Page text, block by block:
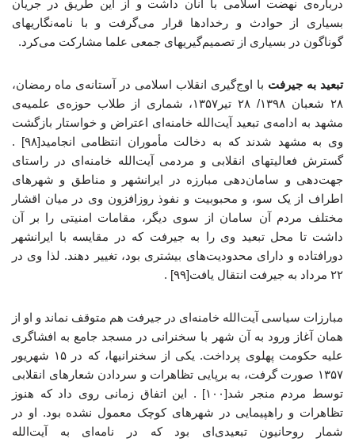
درباره‌ی نهضت اسلامی با آنان داشت و از این طریق در جریان
بسیاری از حوادث و رخدادها قرار می‌گرفت و با نامه‌نگاریهای
گوناگون در بسیاری از تصمیم‌گیریهای جمعی علما مشارکت می‌کرد.
تبعید به جیرفت با اوج‌گیری انقلاب اسلامی در آستانه‌ی ماه رمضان،
۲۸ شعبان ۱۳۹۸/ ۲۸ تیر۱۳۵۷، شماری از طلاب حوزه‌ی علمیه‌ی
مشهد به ادامه‌ی تبعید آیت‌الله خامنه‌ای اعتراض و خواستار بازگشت
وی به مشهد شدند که به دخالت مأموران انتظامی انجامید[۹۸] .
گسترش فعالیتهای انقلابی و مردمی آیت‌الله خامنه‌ای در راستای
جهت‌دهی و سامان‌دهی مبارزه در ایرانشهر و مناطق و شهرهای
اطراف از یک سو، و محبوبیت و نفوذ روزافزون وی در میان اقشار
مختلف مردم آن سامان از سوی دیگر، مقامات امنیتی را بر آن
داشت تا محل تبعید وی را به جیرفت که در مقایسه با ایرانشهر
دورافتاده و دارای محدودیت‌های بیشتری بود، تغییر دهند. لذا وی در
۲۲ مرداد به جیرفت انتقال یافت[۹۹] .
مبارزات سیاسی آیت‌الله خامنه‌ای در جیرفت هم متوقف نماند و او از
همان آغاز ورود به آن شهر با سخنرانی در مسجد جامع به افشاگری
علیه حکومت پهلوی پرداخت. یکی از سخنرانیها، که در ۱۵ شهریور
۱۳۵۷ صورت گرفت، به برپایی تظاهرات و سردادن شعارهای انقلابی
توسط مردم منجر شد[۱۰۰] . این اتفاق زمانی روی داد که هنوز
تظاهرات و راهپیمایی در شهرهای کوچک معمول نشده بود. او در
شمار روحانیون تبعیدی‌ای بود که در نامه‌ای به آیت‌الله